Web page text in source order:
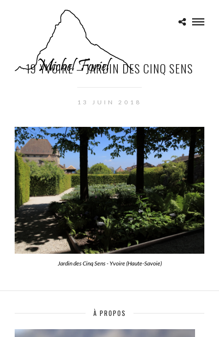
19 YVOIRE – JARDIN DES CINQ SENS
13 JUIN 2018
Jardin des Cinq Sens - Yvoire (Haute-Savoie)
À PROPOS